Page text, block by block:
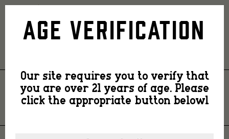
FullSizeRender
FULLSIZERENDER
Age Verification
Our site requires you to verify that
you are over 21 years of age. Please
click the appropriate button belowl